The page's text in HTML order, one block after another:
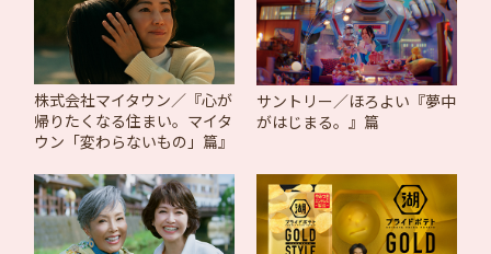
株式会社マイタウン／『心が
帰りたくなる住まい。マイタ
ウン「変わらないもの」篇』
サントリー／ほろよい『夢中
がはじまる。』篇